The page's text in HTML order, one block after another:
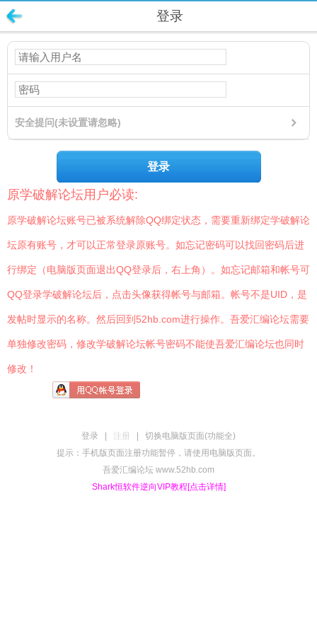
登录
安全提问(未设置请忽略)
登录
原学破解论坛用户必读:
原学破解论坛账号已被系统解除QQ绑定状态，需要重新绑定学破解论
坛原有账号，才可以正常登录原账号。如忘记密码可以找回密码后进
行绑定（电脑版页面退出QQ登录后，右上角）。如忘记邮箱和帐号可
QQ登录学破解论坛后，点击头像获得帐号与邮箱。帐号不是UID，是
发帖时显示的名称。然后回到52hb.com进行操作。吾爱汇编论坛需要
单独修改密码，修改学破解论坛帐号密码不能使吾爱汇编论坛也同时
修改！
登录 注册
切换电脑版页面(功能全)
提示：手机版页面注册功能暂停，请使用电脑版页面。
吾爱汇编论坛 www.52hb.com
Shark恒软件逆向VIP教程[点击详情]